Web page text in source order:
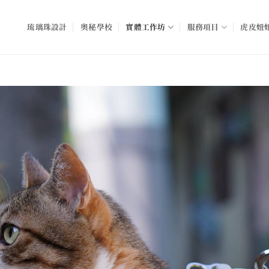
琉璃珠設計 奧秘學校 實體工作坊 服務項目 虎皮妞